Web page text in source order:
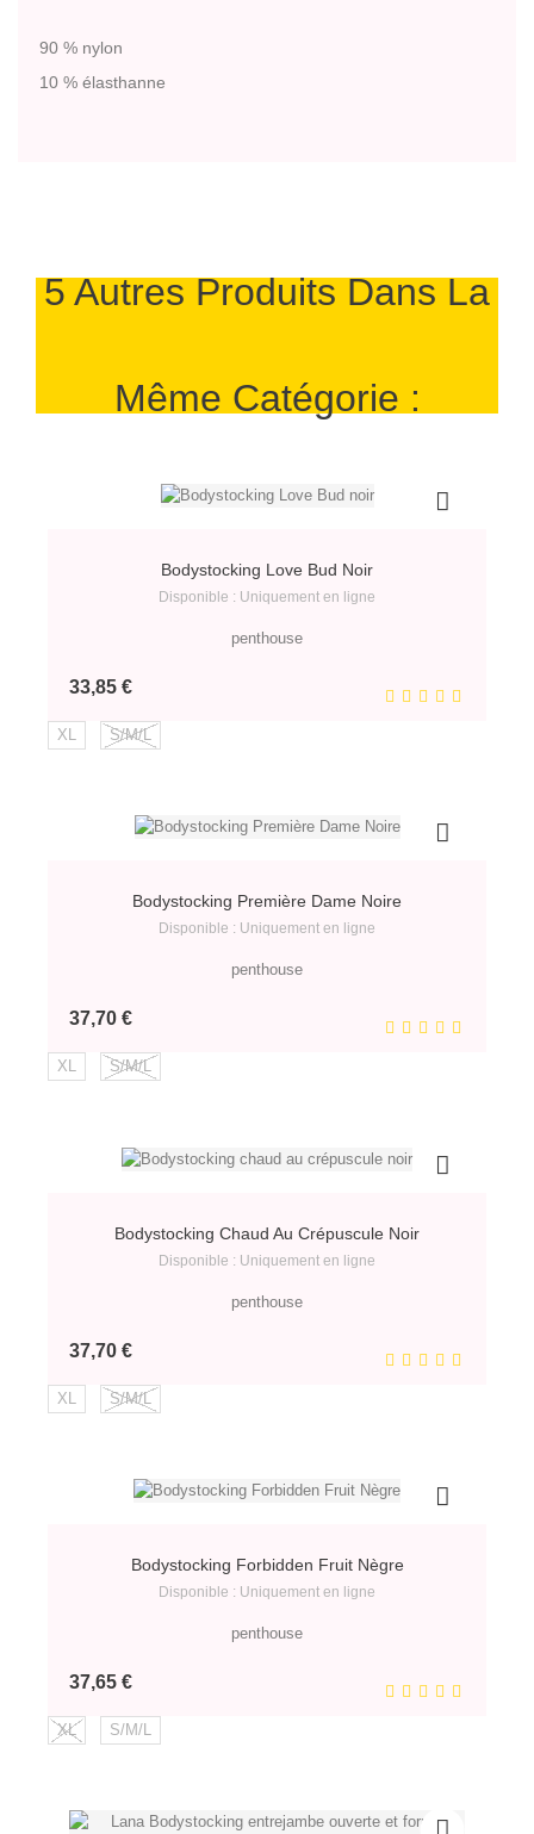
90 % nylon
10 % élasthanne
5 Autres Produits Dans La
Même Catégorie :
Bodystocking Love Bud Noir
Disponible : Uniquement en ligne
penthouse
33,85 €Prix
XL S/M/L
Bodystocking Première Dame Noire
Disponible : Uniquement en ligne
penthouse
37,70 €Prix
XL S/M/L
Bodystocking Chaud Au Crépuscule Noir
Disponible : Uniquement en ligne
penthouse
37,70 €Prix
XL S/M/L
Bodystocking Forbidden Fruit Nègre
Disponible : Uniquement en ligne
penthouse
37,65 €Prix
XL S/M/L